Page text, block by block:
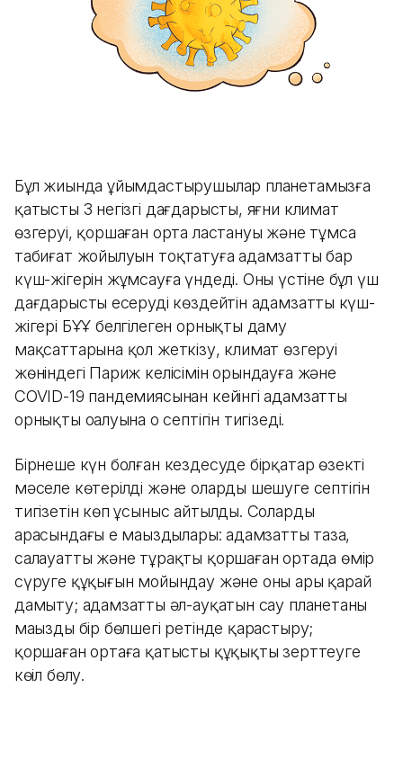
Бұл жиында ұйымдастырушылар планетамызға
қатысты 3 негізгі дағдарысты, яғни климат
өзгеруі, қоршаған орта ластануы және тұмса
табиғат жойылуын тоқтатуға адамзаттың бар
күш-жігерін жұмсауға үндеді. Оның үстіне бұл үш
дағдарысты еңсеруді көздейтін адамзаттың күш-
жігері БҰҰ белгілеген орнықты даму
мақсаттарына қол жеткізу, климат өзгеруі
жөніндегі Париж келісімін орындауға және
COVID-19 пандемиясынан кейінгі адамзаттың
орнықты оңалуына оң септігін тигізеді.
Бірнеше күн болған кездесуде бірқатар өзекті
мәселе көтерілді және оларды шешуге септігін
тигізетін көп ұсыныс айтылды. Солардың
арасындағы ең маңыздылары: адамзаттың таза,
салауатты және тұрақты қоршаған ортада өмір
сүруге құқығын мойындау және оны ары қарай
дамыту; адамзаттың әл-ауқатын сау планетаның
маңызды бір бөлшегі ретінде қарастыру;
қоршаған ортаға қатысты құқықты зерттеуге
көңіл бөлу.